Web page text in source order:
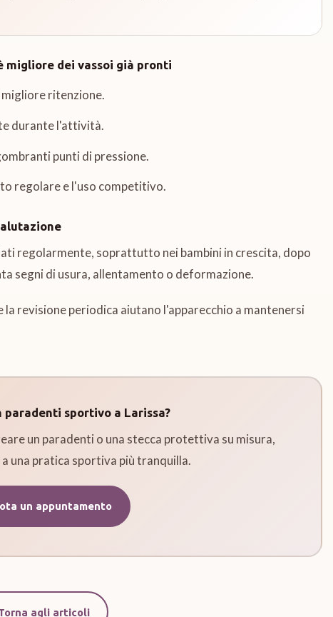
migliore dei vassoi già pronti
ritenzione.
durante l'attività.
punti di pressione.
regolare e l'uso competitivo.
regolarmente, soprattutto nei bambini in crescita, dopo
segni di usura, allentamento o deformazione.
revisione periodica aiutano l'apparecchio a mantenersi
paradenti sportivo a Larissa?
un paradenti o una stecca protettiva su misura,
una pratica sportiva più tranquilla.
un appuntamento
agli articoli